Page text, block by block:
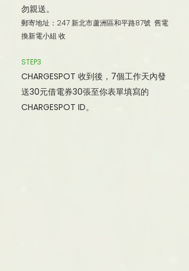
勿親送。
郵寄地址：247 新北市蘆洲區和平路87號 舊電
換新電小組 收
STEP3
CHARGESPOT 收到後，7個工作天內發
送30元借電券30張至你表單填寫的
CHARGESPOT ID。